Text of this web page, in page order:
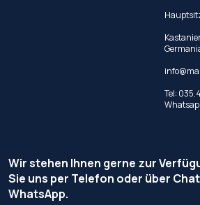
Tel:
Wir stehen Ihnen gerne zur
Sie uns per Telefon oder über
WhatsApp.